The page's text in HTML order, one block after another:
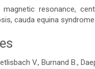
magnetic resonance,
cauda equina syndrome
V., Burnand B.,